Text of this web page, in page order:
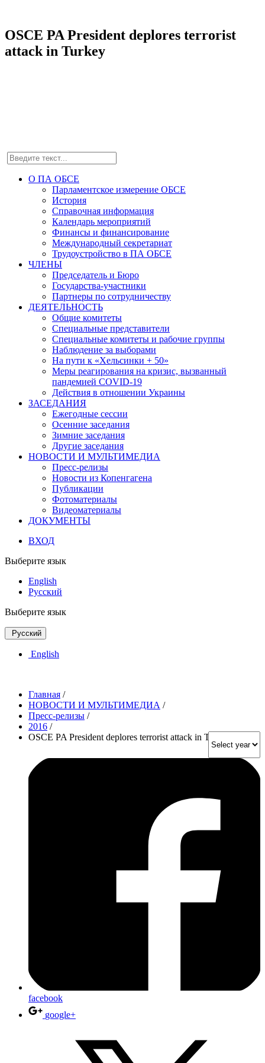
OSCE PA President deplores terrorist
attack in Turkey
О ПА ОБСЕ
Парламентское измерение ОБСЕ
История
Справочная информация
Календарь мероприятий
Финансы и финансирование
Международный секретариат
Трудоустройство в ПА ОБСЕ
ЧЛЕНЫ
Председатель и Бюро
Государства-участники
Партнеры по сотрудничеству
ДЕЯТЕЛЬНОСТЬ
Общие комитеты
Специальные представители
Специальные комитеты и рабочие группы
Наблюдение за выборами
На пути к «Хельсинки + 50»
Меры реагирования на кризис, вызванный
пандемией COVID-19
Действия в отношении Украины
ЗАСЕДАНИЯ
Ежегодные сессии
Осенние заседания
Зимние заседания
Другие заседания
НОВОСТИ И МУЛЬТИМЕДИА
Пресс-релизы
Новости из Копенгагена
Публикации
Фотоматериалы
Видеоматериалы
ДОКУМЕНТЫ
ВХОД
Выберите язык
English
Русский
Выберите язык
Русский
English
Главная /
НОВОСТИ И МУЛЬТИМЕДИА /
Пресс-релизы /
2016 /
OSCE PA President deplores terrorist attack in Turkey
facebook
google+